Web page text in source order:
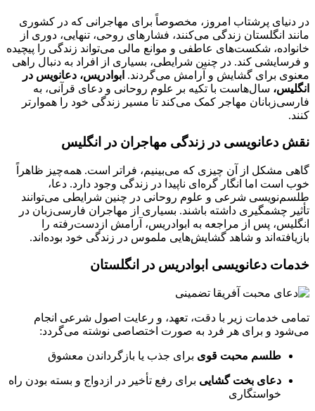
در دنیای پرشتاب امروز، مخصوصاً برای مهاجرانی که در کشوری
مانند انگلستان زندگی می‌کنند، فشارهای روحی، تنهایی، دوری از
خانواده، شکست‌های عاطفی و موانع مالی می‌تواند زندگی را پیچیده
و فرسایشی کند. در چنین شرایطی، بسیاری از افراد به دنبال راهی
معنوی برای گشایش و آرامش می‌گردند. ابوادریس، دعانویس در
انگلیس، سال‌هاست با تکیه بر علوم روحانی و دعای قرآنی، به
فارسی‌زبانان مهاجر کمک می‌کند تا مسیر زندگی خود را هموارتر
کنند.
نقش دعانویسی در زندگی مهاجران در انگلیس
گاهی مشکل از آن چیزی که می‌بینیم، فراتر است. همه‌چیز ظاهراً
خوب است اما انگار گره‌ای ناپیدا در زندگی وجود دارد. دعا،
طلسم‌نویسی شرعی و علوم روحانی در چنین شرایطی می‌توانند
تأثیر چشمگیری داشته باشند. بسیاری از مهاجران فارسی‌زبان در
انگلیس، پس از مراجعه به ابوادریس، آرامش از‌دست‌رفته را
بازیافته‌اند و شاهد گشایش‌هایی ملموس در زندگی خود بوده‌اند.
خدمات دعانویسی ابوادریس در انگلستان
تمامی خدمات زیر با دقت، تعهد، و رعایت اصول شرعی انجام
می‌شود و برای هر فرد به صورت اختصاصی نوشته می‌گردد:
طلسم محبت قوی برای جذب یا بازگرداندن معشوق
دعای بخت گشایی برای رفع تأخیر در ازدواج و بسته بودن راه
خواستگاری